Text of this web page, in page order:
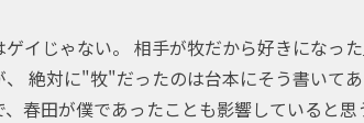
ゲイじゃない。 相手が牧だから好きになった
、 絶対に"牧"だったのは台本にそう書いて
春田が僕であったことも影響していると思